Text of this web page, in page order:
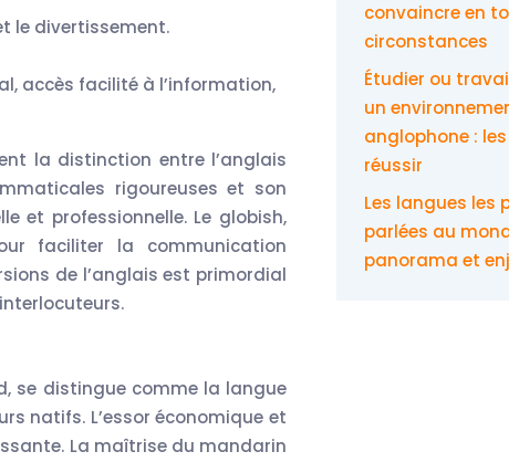
le divertissement.
accès facilité à l’information,
la distinction entre l’anglais
rigoureuses et son
et professionnelle. Le globish,
faciliter la communication
de l’anglais est primordial
se distingue comme la langue
natifs. L’essor économique et
La maîtrise du mandarin
convaincre en
circonstances
Étudier ou
un
anglophone :
réussir
Les langues les
parlées au
panorama et